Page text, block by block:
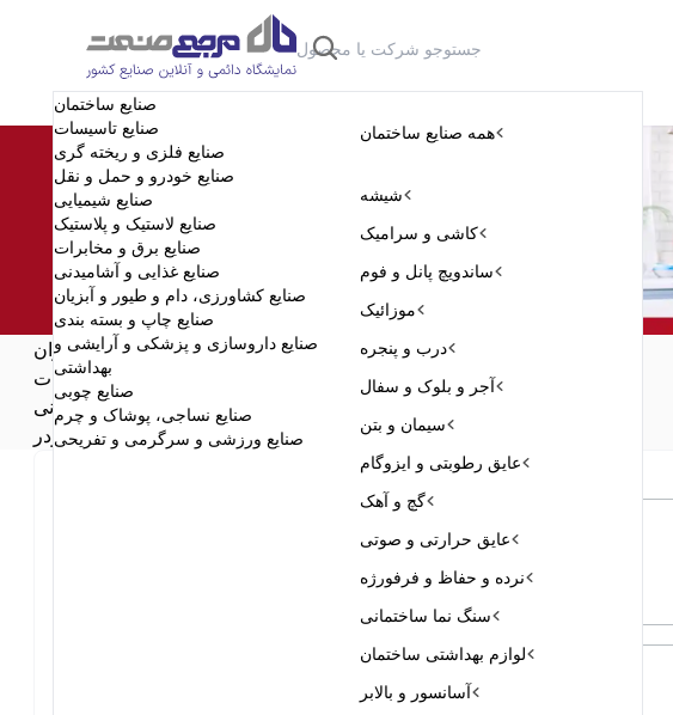
دسته‌بندی
صنایع ساختمان
صنایع تاسیسات
صنایع فلزی و ریخته گری
صنایع خودرو و حمل و نقل
صنایع شیمیایی
صنایع لاستیک و پلاستیک
صنایع برق و مخابرات
صنایع غذایی و آشامیدنی
صنایع کشاورزی، دام و طیور و آبزیان
صنایع چاپ و بسته بندی
صنایع داروسازی و پزشکی و آرایشی و
بهداشتی
صنایع چوبی
صنایع نساجی، پوشاک و چرم
صنایع ورزشی و سرگرمی و تفریحی
همه صنایع ساختمان
شیشه
کاشی و سرامیک
ساندویچ پانل و فوم
موزائیک
درب و پنجره
آجر و بلوک و سفال
سیمان و بتن
عایق رطوبتی و ایزوگام
گچ و آهک
عایق حرارتی و صوتی
نرده و حفاظ و فرفورژه
سنگ نما ساختمانی
لوازم بهداشتی ساختمان
آسانسور و بالابر
مرجع صنعت ایران /
صنایع تاسیسات
شیرآلات ساختمانی
مجموعه شیرآلات شودر
مجموعه شیرآلات شودر
خدمات: تولید کننده انواع شیرآلات بهداشتی - ساختمانی